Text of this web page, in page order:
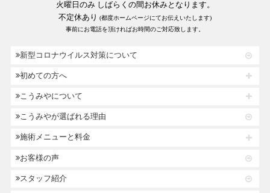
火曜日のみ しばらくの間お休みとなります。
不定休あり (都度ホームページにてお伝えいたします)
事前にお電話を頂ければお時間のご対応致します。
新型コロナウイルス対策について
初めての方へ
こうみやについて
こうみやが選ばれる理由
施術メニューと料金
お客様の声
スタッフ紹介